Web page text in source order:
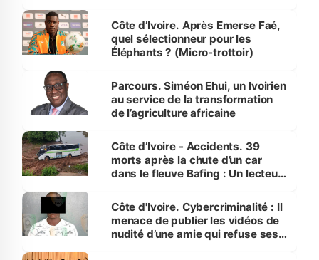
Côte d’Ivoire. Après Emerse Faé,
quel sélectionneur pour les
Éléphants ? (Micro-trottoir)
Parcours. Siméon Ehui, un Ivoirien
au service de la transformation
de l’agriculture africaine
Côte d’Ivoire - Accidents. 39
morts après la chute d’un car
dans le fleuve Bafing : Un lecteur
des Transports
Côte d'Ivoire. Cybercriminalité : Il
menace de publier les vidéos de
nudité d’une amie qui refuse ses